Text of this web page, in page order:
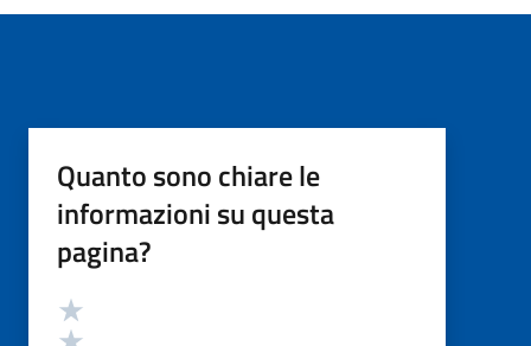
Quanto sono chiare le
informazioni su questa
pagina?
Valutazione